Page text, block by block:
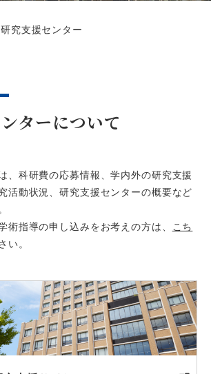
研究支援センター
ターについて
、科研費の応募情報、学内外の研究支援
活動状況、研究支援センターの概要など
術指導の申し込みをお考えの方は、 こち
い。